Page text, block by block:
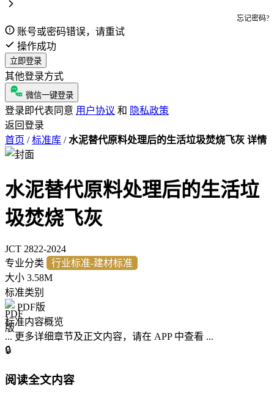
忘记密码?
账号或密码错误，请重试
操作成功
立即登录
其他登录方式
微信一键登录
登录即代表同意 用户协议 和 隐私政策
返回登录
首页 / 标准库 / 水泥替代原料处理后的生活垃圾焚烧飞灰 详情
水泥替代原料处理后的生活垃
圾焚烧飞灰
JCT 2822-2024
专业分类
行业标准-建材标准
大小 3.58M
标准类别
PDF版
标准内容概览
... 更多详细章节及正文内容，请在 APP 中查看 ...
🔒
阅读全文内容